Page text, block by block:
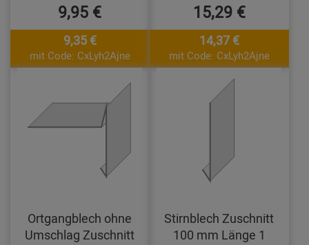
9,95 €
9,35 €
mit Code: CxLyh2Ajne
15,29 €
14,37 €
mit Code: CxLyh2Ajne
Ortgangblech ohne
Umschlag Zuschnitt
Stirnblech Zuschnitt
100 mm Länge 1